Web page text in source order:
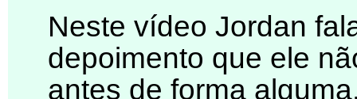
Neste vídeo Jordan
depoimento que ele
antes de forma